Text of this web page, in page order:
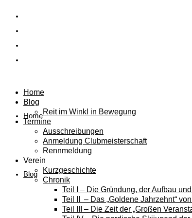
Home
Blog
Home
Blog
Reit im Winkl in Bewegung
Termine
Ausschreibungen
Anmeldung Clubmeisterschaft
Rennmeldung
Verein
Kurzgeschichte
Chronik
Teil I – Die Gründung, der Aufbau
Teil II – Das „Goldene Jahrzehnt“
Teil III – Die Zeit der „Großen